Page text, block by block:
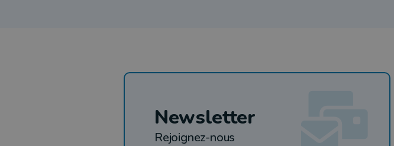
Newsletter
Rejoignez-nous